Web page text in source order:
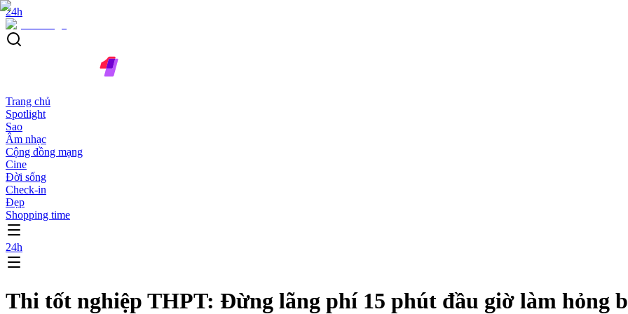
24h
Trang chủ
Spotlight
Sao
Âm nhạc
Cộng đồng mạng
Cine
Đời sống
Check-in
Đẹp
Shopping time
24h
Thi tốt nghiệp THPT: Đừng lãng phí 15 phút đầu giờ làm hỏng